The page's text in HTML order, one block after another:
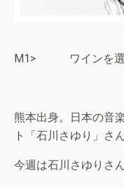
M1> ワインを
熊本出身。日本の音
ト「石川さゆり」さん
今週は石川さゆりさ